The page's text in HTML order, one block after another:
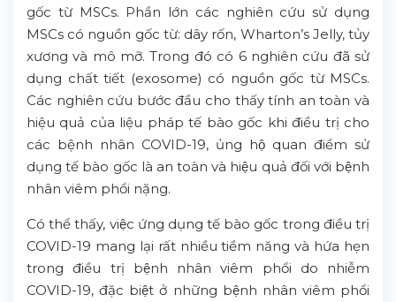
gốc từ MSCs. Phần lớn các nghiên cứu sử dụng
MSCs có nguồn gốc từ: dây rốn, Wharton’s Jelly, tủy
xương và mô mỡ. Trong đó có 6 nghiên cứu đã sử
dụng chất tiết (exosome) có nguồn gốc từ MSCs.
Các nghiên cứu bước đầu cho thấy tính an toàn và
hiệu quả của liệu pháp tế bào gốc khi điều trị cho
các bệnh nhân COVID-19, ủng hộ quan điểm sử
dụng tế bào gốc là an toàn và hiệu quả đối với bệnh
nhân viêm phổi nặng.
Có thể thấy, việc ứng dụng tế bào gốc trong điều trị
COVID-19 mang lại rất nhiều tiềm năng và hứa hẹn
trong điều trị bệnh nhân viêm phổi do nhiễm
COVID-19, đặc biệt ở những bệnh nhân viêm phổi